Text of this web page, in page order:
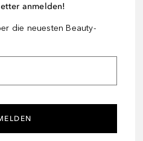
anmelden!
die neuesten Beauty-